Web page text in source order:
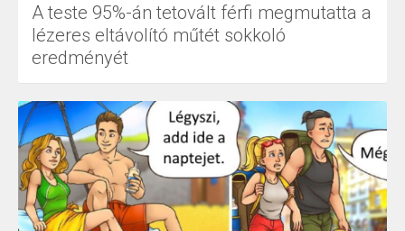
A teste 95%-án tetovált férfi megmutatta a
lézeres eltávolító műtét sokkoló
eredményét